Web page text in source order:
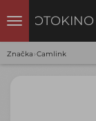
FOTOKINO
Značka ›Camlink